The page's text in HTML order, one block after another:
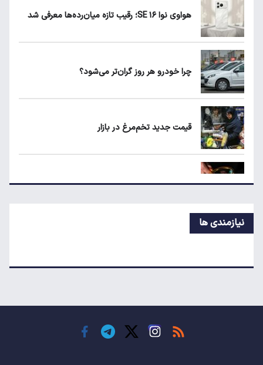
زمان شارژ کالابرگ با رقم آخر کد ملی صفر تا ۲
چرا خودرو هر روز گران‌تر می‌شود؟
هواوی نوا ۱۶ SE؛ رقیب تازه میان‌رده‌ها معرفی شد
چرا خودرو هر روز گران‌تر می‌شود؟
قیمت جدید تخم‌مرغ در بازار
معاملات شش رمزارز متوقف شد
نیازمندی ها